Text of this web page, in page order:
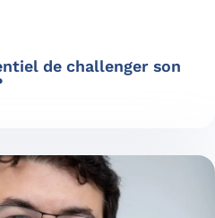
de challenger son